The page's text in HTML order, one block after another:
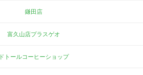
鎌田店
富久山店プラスゲオ
ドトールコーヒーショップ